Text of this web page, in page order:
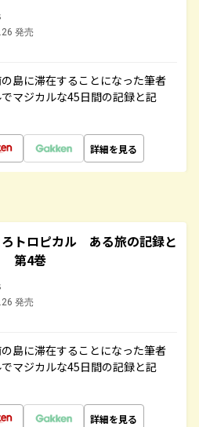
発売
島に滞在することになった筆者
マジカルな45日間の記録と記
詳細を見る
ろトロピカル ある旅の記録と
第4巻
発売
島に滞在することになった筆者
マジカルな45日間の記録と記
詳細を見る